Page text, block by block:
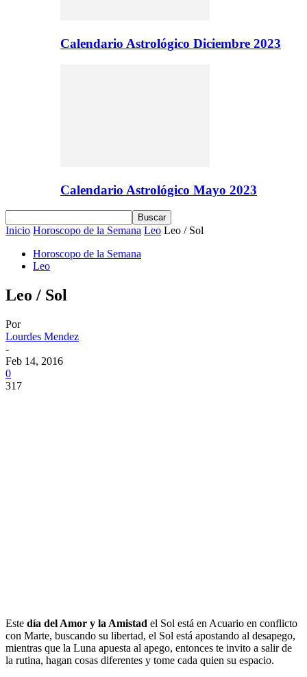
Calendario Astrológico Diciembre 2023
Calendario Astrológico Mayo 2023
Inicio Horoscopo de la Semana Leo Leo / Sol
Horoscopo de la Semana
Leo
Leo / Sol
Por
Lourdes Mendez
-
Feb 14, 2016
0
317
Este día del Amor y la Amistad el Sol está en Acuario en conflicto
con Marte, buscando su libertad, el Sol está apostando al desapego,
mientras que la Luna apuesta al apego, entonces te invito a salir de
la rutina, hagan cosas diferentes y tome cada quien su espacio.